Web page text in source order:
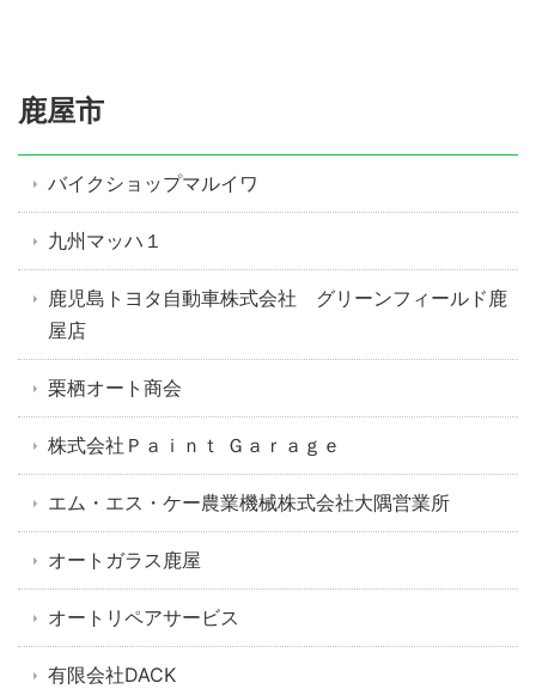
鹿屋市
バイクショップマルイワ
九州マッハ１
鹿児島トヨタ自動車株式会社 グリーンフィールド鹿
屋店
栗栖オート商会
株式会社Ｐａｉｎｔ Ｇａｒａｇｅ
エム・エス・ケー農業機械株式会社大隅営業所
オートガラス鹿屋
オートリペアサービス
有限会社DACK